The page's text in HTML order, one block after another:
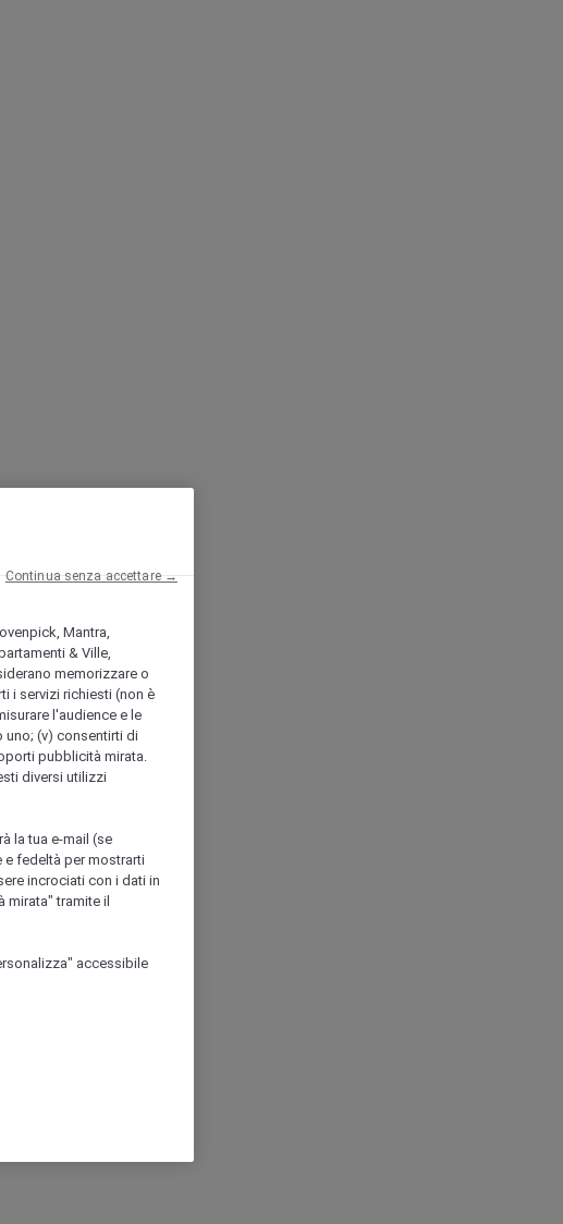
Mantra,
& Ville,
memorizzare o
i servizi richiesti (non è
l'audience e le
(v) consentirti di
pubblicità mirata.
diversi utilizzi
la tua e-mail (se
e fedeltà per mostrarti
incrociati con i dati in
mirata" tramite il
accessibile
Continua senza accettare →